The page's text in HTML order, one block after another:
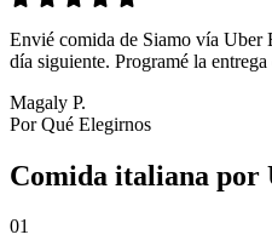
Envié comida de Siamo vía Uber
día siguiente. Programé la
Magaly P.
Por Qué Elegirnos
Comida italiana por
01